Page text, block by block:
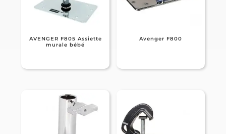
AVENGER F805 Assiette
murale bébé
Avenger F800